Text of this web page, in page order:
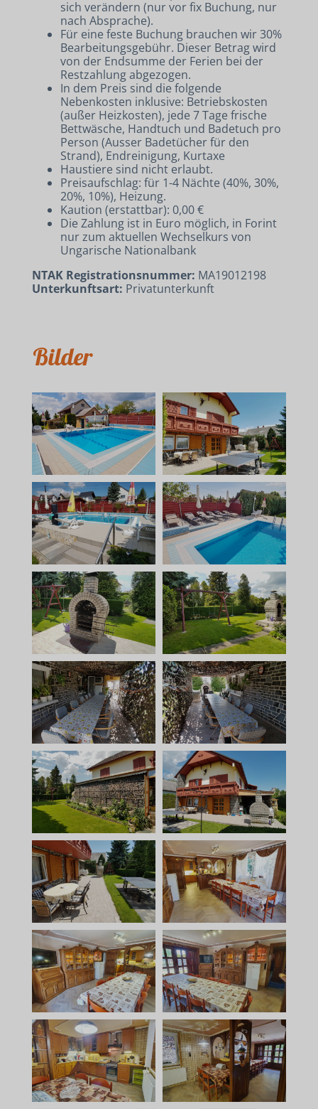
UNTERKÜNFTE
FAHRRAD- UND E-BIKEVERLEIH
KONTAKT
sich verändern (nur vor fix Buchung, nur
nach Absprache).
Für eine feste Buchung brauchen wir 30%
Bearbeitungsgebühr. Dieser Betrag wird
von der Endsumme der Ferien bei der
Restzahlung abgezogen.
In dem Preis sind die folgende
Nebenkosten inklusive: Betriebskosten
(außer Heizkosten), jede 7 Tage frische
Bettwäsche, Handtuch und Badetuch pro
Person (Ausser Badetücher für den
Strand), Endreinigung, Kurtaxe
Haustiere sind nicht erlaubt.
Preisaufschlag: für 1-4 Nächte (40%, 30%,
20%, 10%), Heizung.
Kaution (erstattbar): 0,00 €
Die Zahlung ist in Euro möglich, in Forint
nur zum aktuellen Wechselkurs von
Ungarische Nationalbank
NTAK Registrationsnummer: MA19012198
Unterkunftsart: Privatunterkunft
Bilder